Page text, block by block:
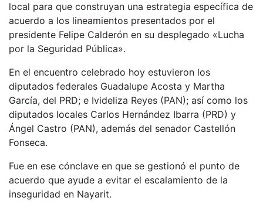
local para que construyan una estrategia específica de
acuerdo a los lineamientos presentados por el
presidente Felipe Calderón en su desplegado «Lucha
por la Seguridad Pública».
En el encuentro celebrado hoy estuvieron los
diputados federales Guadalupe Acosta y Martha
García, del PRD; e Ivideliza Reyes (PAN); así como los
diputados locales Carlos Hernández Ibarra (PRD) y
Ángel Castro (PAN), además del senador Castellón
Fonseca.
Fue en ese cónclave en que se gestionó el punto de
acuerdo que ayude a evitar el escalamiento de la
inseguridad en Nayarit.